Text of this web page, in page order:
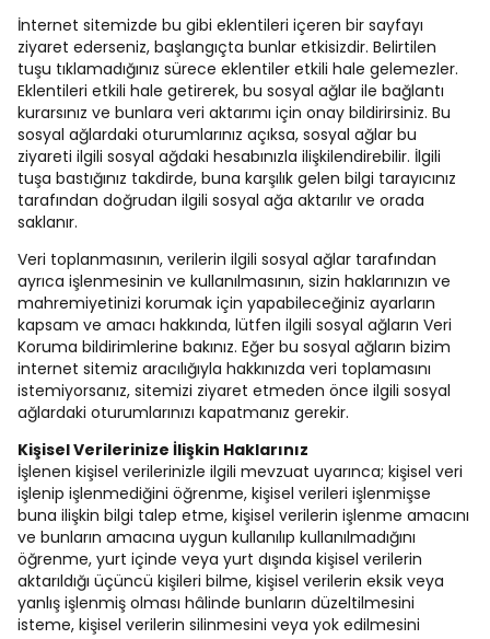
İnternet sitemizde bu gibi eklentileri içeren bir sayfayı
ziyaret ederseniz, başlangıçta bunlar etkisizdir. Belirtilen
tuşu tıklamadığınız sürece eklentiler etkili hale gelemezler.
Eklentileri etkili hale getirerek, bu sosyal ağlar ile bağlantı
kurarsınız ve bunlara veri aktarımı için onay bildirirsiniz. Bu
sosyal ağlardaki oturumlarınız açıksa, sosyal ağlar bu
ziyareti ilgili sosyal ağdaki hesabınızla ilişkilendirebilir. İlgili
tuşa bastığınız takdirde, buna karşılık gelen bilgi tarayıcınız
tarafından doğrudan ilgili sosyal ağa aktarılır ve orada
saklanır.
Veri toplanmasının, verilerin ilgili sosyal ağlar tarafından
ayrıca işlenmesinin ve kullanılmasının, sizin haklarınızın ve
mahremiyetinizi korumak için yapabileceğiniz ayarların
kapsam ve amacı hakkında, lütfen ilgili sosyal ağların Veri
Koruma bildirimlerine bakınız. Eğer bu sosyal ağların bizim
internet sitemiz aracılığıyla hakkınızda veri toplamasını
istemiyorsanız, sitemizi ziyaret etmeden önce ilgili sosyal
ağlardaki oturumlarınızı kapatmanız gerekir.
Kişisel Verilerinize İlişkin Haklarınız
İşlenen kişisel verilerinizle ilgili mevzuat uyarınca; kişisel veri
işlenip işlenmediğini öğrenme, kişisel verileri işlenmişse
buna ilişkin bilgi talep etme, kişisel verilerin işlenme amacını
ve bunların amacına uygun kullanılıp kullanılmadığını
öğrenme, yurt içinde veya yurt dışında kişisel verilerin
aktarıldığı üçüncü kişileri bilme, kişisel verilerin eksik veya
yanlış işlenmiş olması hâlinde bunların düzeltilmesini
isteme, kişisel verilerin silinmesini veya yok edilmesini